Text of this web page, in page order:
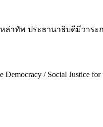
าทัพ ประธานาธิบดีมีวาร
/ Social Justice for